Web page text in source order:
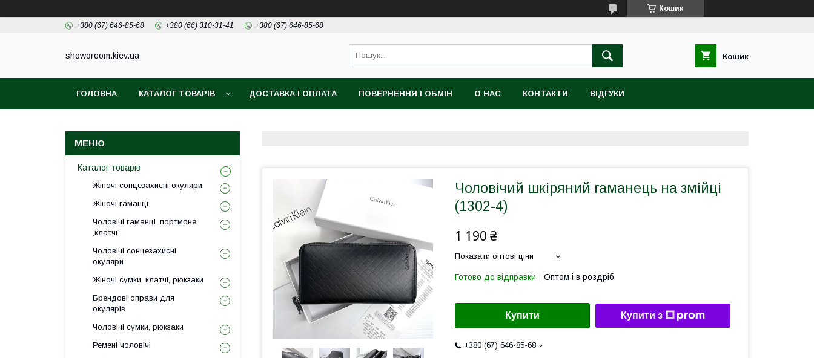
Кошик
+380 (67) 646-85-68 +380 (66) 310-31-41 +380 (67) 646-85-68
showoroom.kiev.ua Кошик
ГОЛОВНА КАТАЛОГ ТОВАРІВ ДОСТАВКА І ОПЛАТА ПОВЕРНЕННЯ І ОБМІН О НАС КОНТАКТИ ВІДГУКИ
Чоловічий шкіряний гаманець на змійці
(1302-4)
1 190 ₴
Показати оптові ціни
Готово до відправки Оптом і в роздріб
Купити Купити з
+380 (67) 646-85-68
Каталог товарів
Жіночі сонцезахисні окуляри
Жіночі гаманці
Чоловічі гаманці ,портмоне
,клатчі
Чоловічі сонцезахисні
окуляри
Жіночі сумки, клатчі, рюкзаки
Брендові оправи для
окулярів
Чоловічі сумки, рюкзаки
Ремені чоловічі